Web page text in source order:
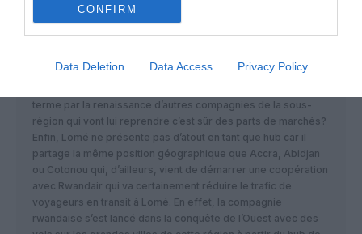
CONFIRM
Data Deletion Data Access Privacy Policy
D’abord Lomé est loin d’être l’aéroport le plus moderne
d’Afrique et encore moins de l’Afrique de l’Ouest, malgré les
desserte surtout que la hausse notée est due à l’éclosion de
terme par la renaissance d’autres compagnies de la sous-
région qui vont lui reprendre c’est sûr des parts de marchés?
Enfin, Lomé ne présente pas d’atout en tant que hub car il
partage la même position géographique que Accra, Abidjan
ou Cotonou qui, d’ailleurs, vient de démarrer une coopération
avec Rwandair qui va certainement réduire le trafic de
voyageurs en transit à Lomé. En effet, la compagnie
rwandaise s’est lancé dans la conquête de l’Ouest avec des